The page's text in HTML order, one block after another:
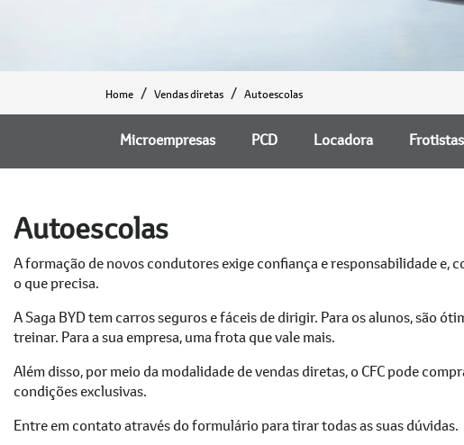
Home Vendas diretas Autoescolas
Microempresas PCD Locadora Frotistas
Autoescolas
A formação de novos condutores exige confiança e responsabilidade e,
o que precisa.
A Saga BYD tem carros seguros e fáceis de dirigir. Para os alunos, são
treinar. Para a sua empresa, uma frota que vale mais.
Além disso, por meio da modalidade de vendas diretas, o CFC pode
condições exclusivas.
Entre em contato através do formulário para tirar todas as suas dúvidas.